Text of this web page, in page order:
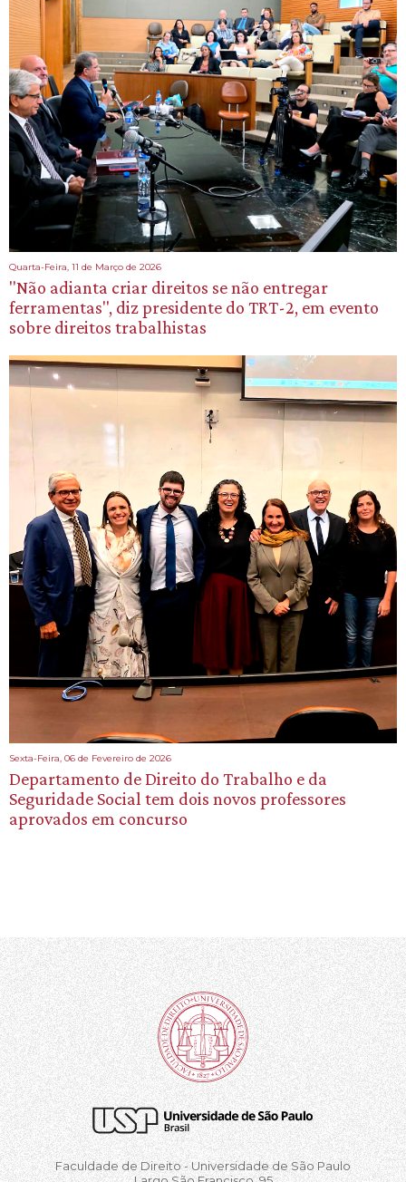
Quarta-Feira, 11 de Março de 2026
"Não adianta criar direitos se não entregar
ferramentas", diz presidente do TRT-2, em evento
sobre direitos trabalhistas
Sexta-Feira, 06 de Fevereiro de 2026
Departamento de Direito do Trabalho e da
Seguridade Social tem dois novos professores
aprovados em concurso
Faculdade de Direito - Universidade de São Paulo